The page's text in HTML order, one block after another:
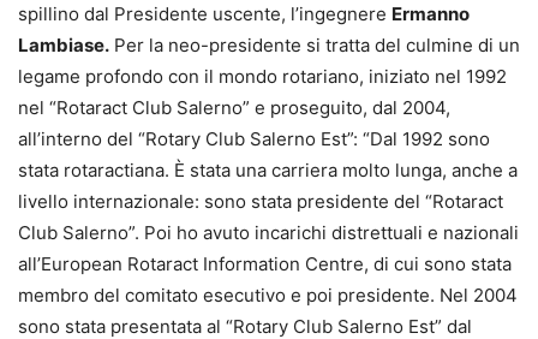
spillino dal Presidente uscente, l’ingegnere Ermanno
Lambiase. Per la neo-presidente si tratta del culmine di un
legame profondo con il mondo rotariano, iniziato nel 1992
nel “Rotaract Club Salerno” e proseguito, dal 2004,
all’interno del “Rotary Club Salerno Est”: “Dal 1992 sono
stata rotaractiana. È stata una carriera molto lunga, anche a
livello internazionale: sono stata presidente del “Rotaract
Club Salerno”. Poi ho avuto incarichi distrettuali e nazionali
all’European Rotaract Information Centre, di cui sono stata
membro del comitato esecutivo e poi presidente. Nel 2004
sono stata presentata al “Rotary Club Salerno Est” dal